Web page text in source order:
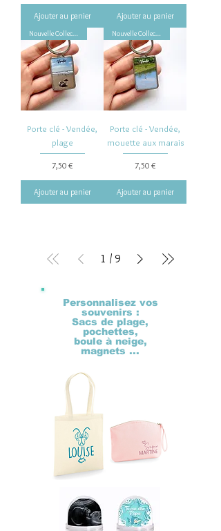
Ajouter au panier Ajouter au panier
Nouvelle Collection
Porte clé - Vendée,
plage
Prix
7,50 €
Ajouter au panier
Nouvelle Collection
Porte clé - Vendée,
mouette aux marais
Prix
7,50 €
Ajouter au panier
1 / 9
Personnalisez vos
souvenirs :
Sacs de plage,
pochettes,
boule à neige,
magnets ...